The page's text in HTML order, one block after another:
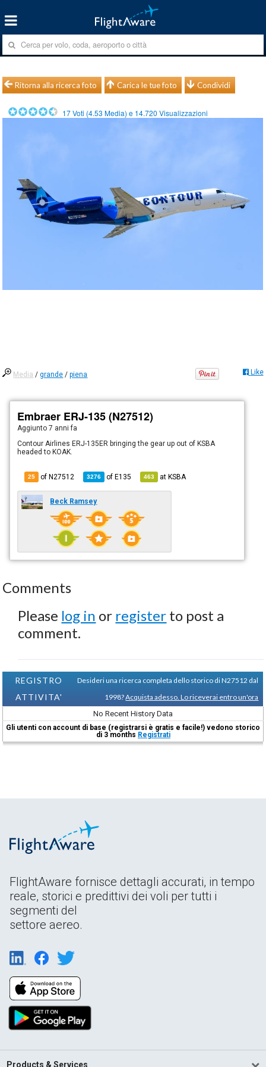
Ritorna alla ricerca foto Carica le tue foto Condividi
17Voti (4.53 Media) e 14.720 Visualizzazioni
Media /grande /piena Like
Embraer ERJ-135 (N27512)
Aggiunto7 anni fa
Contour Airlines ERJ-135ER bringing the gear up out of KSBA
headed to KOAK.
25 of N27512 3276 ofE135 463 atKSBA
Beck Ramsey
Comments
Please log in or register to post a
comment.
REGISTRO
ATTIVITA'
Desideri una ricerca completa dello storico di N27512 dal
1998?Acquista adesso. Lo riceverai entro un'ora
No Recent History Data
Gli utenti con account di base (registrarsi è gratis e facile!) vedono storico
di 3 months Registrati
FlightAware fornisce dettagli accurati, in tempo
reale, storici e predittivi dei voli per tutti i
segmenti del
settore aereo.
Products & Services